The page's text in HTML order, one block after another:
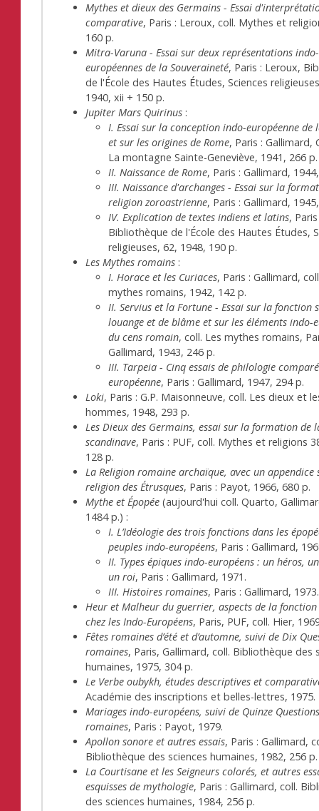
Mythes et dieux des Germains - Essai
comparative, Paris : Leroux, coll. Mythes et
160 p.
Mitra-Varuna - Essai sur deux représentations indo-
européennes de la Souveraineté, Paris : Leroux,
de l'École des Hautes Études, Sciences
1940, xii + 150 p.
Jupiter Mars Quirinus :
I. Essai sur la conception indo-européenne de
et sur les origines de Rome, Paris : Gallimard,
La montagne Sainte-Geneviève, 1941, 266 p.
II. Naissance de Rome, Paris : Gallimard,
III. Naissance d'archanges - Essai sur la
religion zoroastrienne, Paris : Gallimard,
IV. Explication de textes indiens et latins,
Bibliothèque de l'École des Hautes Études,
religieuses, 62, 1948, 190 p.
Les Mythes romains :
I. Horace et les Curiaces, Paris : Gallimard,
mythes romains, 1942, 142 p.
II. Servius et la Fortune - Essai sur la fonction
louange et de blâme et sur les éléments indo-
du cens romain, coll. Les mythes romains,
Gallimard, 1943, 246 p.
III. Tarpeia - Cinq essais de philologie
européenne, Paris : Gallimard, 1947, 294 p.
Loki, Paris : G.P. Maisonneuve, coll. Les dieux et
hommes, 1948, 293 p.
Les Dieux des Germains, essai sur la formation de
scandinave, Paris : PUF, coll. Mythes et religions
128 p.
La Religion romaine archaïque, avec un appendice
religion des Étrusques, Paris : Payot, 1966, 680 p.
Mythe et Épopée(aujourd'hui coll. Quarto,
1484 p.) :
I. L’Idéologie des trois fonctions dans les
peuples indo-européens, Paris : Gallimard,
II. Types épiques indo-européens : un héros,
un roi, Paris : Gallimard, 1971.
III. Histoires romaines, Paris : Gallimard, 1973.
Heur et Malheur du guerrier, aspects de la
chez les Indo-Européens, Paris, PUF, coll. Hier,
Fêtes romaines d’été et d’automne, suivi de Dix
romaines, Paris, Gallimard, coll. Bibliothèque des
humaines, 1975, 304 p.
Le Verbe oubykh, études descriptives et
Académie des inscriptions et belles-lettres, 1975.
Mariages indo-européens, suivi de Quinze
romaines, Paris : Payot, 1979.
Apollon sonore et autres essais, Paris : Gallimard,
Bibliothèque des sciences humaines, 1982, 256 p.
La Courtisane et les Seigneurs colorés, et autres
esquisses de mythologie, Paris : Gallimard, coll.
des sciences humaines, 1984, 256 p.